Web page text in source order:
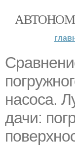
насоса.
дачи: